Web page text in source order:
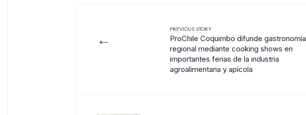
←
PREVIOUS STORY
ProChile Coquimbo difunde gastronomía
regional mediante cooking shows en
importantes ferias de la industria
agroalimentaria y apícola